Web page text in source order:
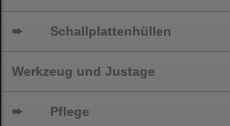
➨ Schallplattenhüllen
Werkzeug und Justage
➨ Pflege